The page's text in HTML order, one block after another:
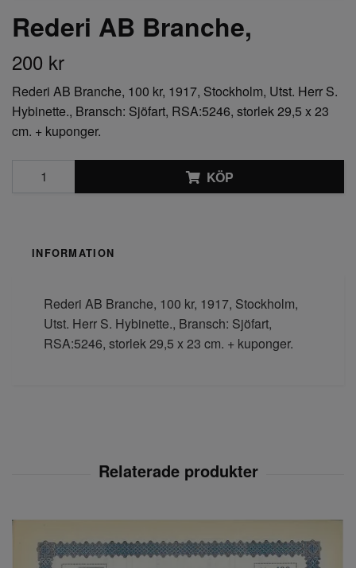
Rederi AB Branche,
200 kr
Rederi AB Branche, 100 kr, 1917, Stockholm, Utst. Herr S.
Hybinette., Bransch: Sjöfart, RSA:5246, storlek 29,5 x 23
cm. + kuponger.
KÖP
INFORMATION
Rederi AB Branche, 100 kr, 1917, Stockholm,
Utst. Herr S. Hybinette., Bransch: Sjöfart,
RSA:5246, storlek 29,5 x 23 cm. + kuponger.